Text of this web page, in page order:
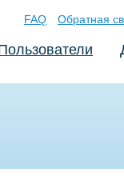
FAQ Обратная